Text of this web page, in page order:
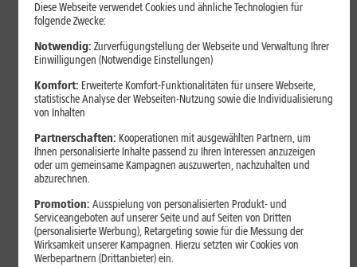
Datenvolumen sparen: Praktische
Tipps für Dein Smartphone
Videos, Social Media, Cloud-Backups und App-Updates können
Dein mobiles Datenvolumen schnell belasten. Mit einigen
Verbrauch begrenzen.
Mehr erfahren
Diese Webseite verwendet Cookies und ähnliche Technologien für
folgende Zwecke:
Notwendig: Zurverfügungstellung der Webseite und Verwaltung Ihrer
Einwilligungen (Notwendige Einstellungen)
Komfort: Erweiterte Komfort-Funktionalitäten für unsere Webseite,
statistische Analyse der Webseiten-Nutzung sowie die Individualisierung
von Inhalten
Partnerschaften: Kooperationen mit ausgewählten Partnern, um
Ihnen personalisierte Inhalte passend zu Ihren Interessen anzuzeigen
oder um gemeinsame Kampagnen auszuwerten, nachzuhalten und
abzurechnen.
Promotion: Ausspielung von personalisierten Produkt- und
Serviceangeboten auf unserer Seite und auf Seiten von Dritten
(personalisierte Werbung), Retargeting sowie für die Messung der
Wirksamkeit unserer Kampagnen. Hierzu setzten wir Cookies von
Werbepartnern (Drittanbieter) ein.